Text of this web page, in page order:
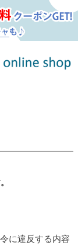
に違反する内容